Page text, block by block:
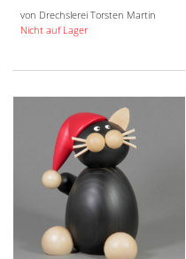
von Drechslerei Torsten Martin
Nicht auf Lager